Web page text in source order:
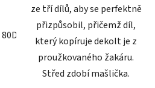
80D 85B 85C
ze tří dílů, aby se perfektně
přizpůsobil, přičemž díl,
který kopíruje dekolt je z
proužkovaného žakáru.
Střed zdobí mašlička.